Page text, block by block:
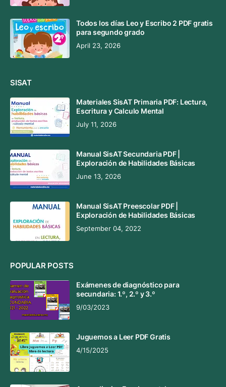
Todos los días Leo y Escribo 2 PDF gratis
para segundo grado
April 23, 2026
SISAT
Materiales SisAT Primaria PDF: Lectura,
Escritura y Calculo Mental
July 11, 2026
Manual SisAT Secundaria PDF |
Exploración de Habilidades Básicas
June 13, 2026
Manual SisAT Preescolar PDF |
Exploración de Habilidades Básicas
September 04, 2022
POPULAR POSTS
Exámenes de diagnóstico para
secundaria: 1.º, 2.º y 3.º
9/03/2023
Juguemos a Leer PDF Gratis
4/15/2025